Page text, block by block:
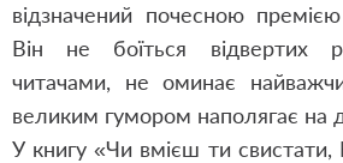
відзначений почесною
Він не боїться відвертих
читачами, не оминає
великим гумором наполягає на
У книгу «Чи вмієш ти